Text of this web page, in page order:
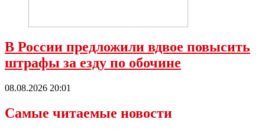
В России предложили вдвое повысить
штрафы за езду по обочине
08.08.2026 20:01
Самые читаемые новости